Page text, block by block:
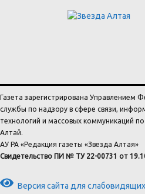
Газета зарегистрирована Управлением
службы по надзору в сфере связи,
технологий и массовых коммуникаций по
Алтай.
АУ РА «Редакция газеты «Звезда Алтая»
Свидетельство ПИ № ТУ 22-00731 от
Версия сайта для слабовидящих